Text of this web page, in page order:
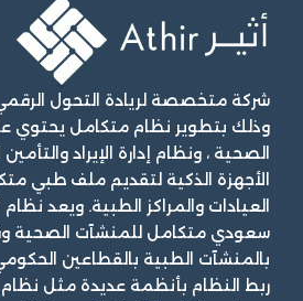
شركة متخصصة لريادة التحول
وذلك بتطوير نظام متكامل يحتوي
الصحية ، ونظام إدارة الإيراد
الأجهزة الذكية لتقديم ملف طبي
سعودي متكامل للمنشآت الصحية
بالمنشآت الطبية بالقطاعين
ربط النظام بأنظمة عديدة مثل